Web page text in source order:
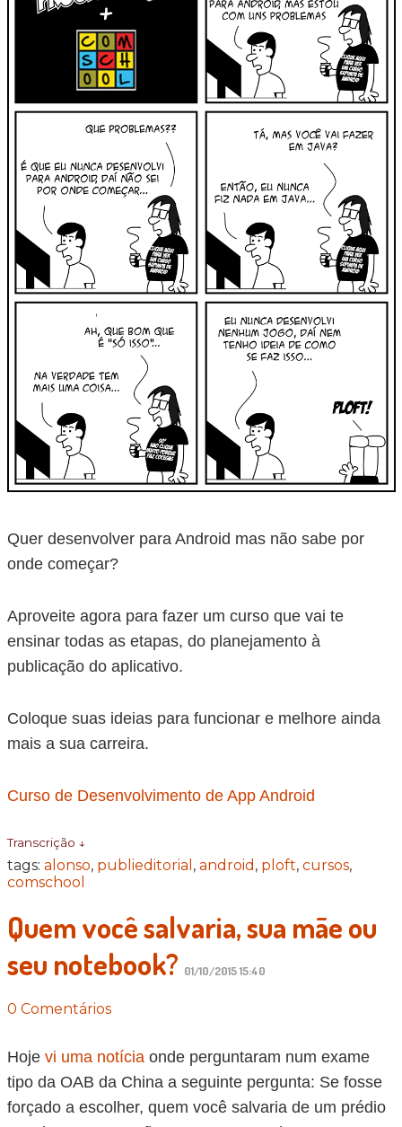
Quer desenvolver para Android mas não sabe por
onde começar?
Aproveite agora para fazer um curso que vai te
ensinar todas as etapas, do planejamento à
publicação do aplicativo.
Coloque suas ideias para funcionar e melhore ainda
mais a sua carreira.
Curso de Desenvolvimento de App Android
Transcrição ↓
tags: alonso, publieditorial , android , ploft, cursos,
comschool
Quem você salvaria, sua mãe ou
seu notebook? 01/10/2015 15:40
0 Comentários
Hoje vi uma notíciaonde perguntaram num exame
tipo da OAB da China a seguinte pergunta: Se fosse
forçado a escolher, quem você salvaria de um prédio